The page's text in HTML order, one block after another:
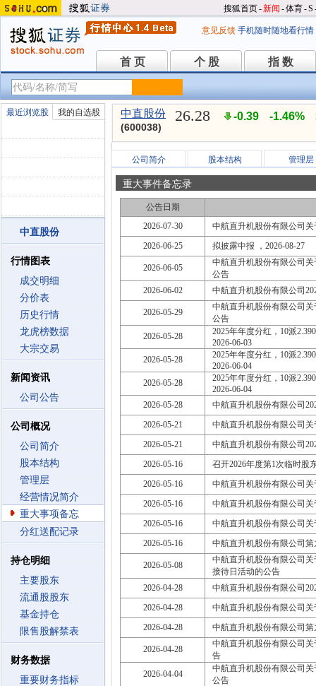
搜狐首页-新闻 -体育-S
意见反馈 手机随时随地看行情
首 页
首 页 个 股
个 股 指 数
指 数
最近浏览股 我的自选股
中直股份
行情图表
成交明细
分价表
历史行情
龙虎榜数据
大宗交易
新闻资讯
公司公告
公司概况
公司简介
股本结构
管理层
经营情况简介
重大事项备忘
分红送配记录
持仓明细
主要股东
流通股股东
基金持仓
限售股解禁表
财务数据
重要财务指标
中直股份
(600038)
26.28 -0.39 -1.46%
公司简介 股本结构 管理层
重大事件备忘录
公告日期
2026-07-30
中航直升机股份有限公司
2026-06-25
拟披露中报 ，2026-08-27
2026-06-05
中航直升机股份有限公司
公告
2026-06-02
中航直升机股份有限公司
2026-05-29
中航直升机股份有限公司
公告
2026-05-28
2025年年度分红，10派
2026-06-03
2026-05-28
2025年年度分红，10派
2026-06-04
2026-05-28
2025年年度分红，10派
2026-06-04
2026-05-28
中航直升机股份有限公司
2026-05-21
中航直升机股份有限公司
2026-05-21
中航直升机股份有限公司
2026-05-16
召开2026年度第1次临时股
2026-05-16
中航直升机股份有限公司
2026-05-16
中航直升机股份有限公司
2026-05-16
中航直升机股份有限公司
2026-05-16
中航直升机股份有限公司
2026-05-08
中航直升机股份有限公司
接待日活动的公告
2026-04-28
中航直升机股份有限公司
2026-04-28
中航直升机股份有限公司
2026-04-28
中航直升机股份有限公司
2026-04-28
中航直升机股份有限公司
告
2026-04-04
中航直升机股份有限公司
公告